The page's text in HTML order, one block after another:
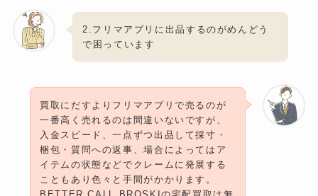
2.フリマアプリに出品するのがめんどう
で困っています
買取にだすよりフリマアプリで売るのが
一番高く売れるのは間違いないですが、
入金スピード、一点ずつ出品して採寸・
梱包・質問への返事、場合によってはア
イテムの状態などでクレームに発展する
こともあり色々と手間がかかります。